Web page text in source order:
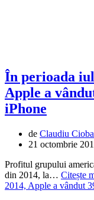
În perioada
Apple a
iPhone
de Claudiu
21 octombrie
Profitul grupului
din 2014, la… Citește
2014, Apple a vândut